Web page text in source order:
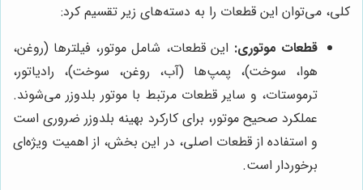
کلی، می‌توان این قطعات را به دسته‌های زیر تقسیم کرد:
قطعات موتوری: این قطعات، شامل موتور، فیلترها (روغن،
هوا، سوخت)، پمپ‌ها (آب، روغن، سوخت)، رادیاتور،
ترموستات، و سایر قطعات مرتبط با موتور بلدوزر می‌شوند.
عملکرد صحیح موتور، برای کارکرد بهینه بلدوزر ضروری است
و استفاده از قطعات اصلی، در این بخش، از اهمیت ویژه‌ای
برخوردار است.